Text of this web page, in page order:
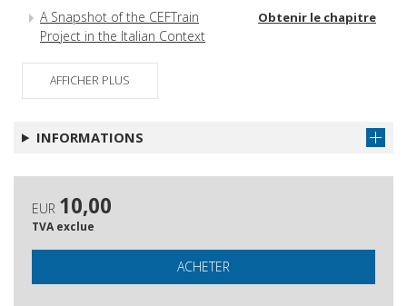
A Snapshot of the CEFTrain
Project in the Italian Context
Obtenir le chapitre
Aspetti e problemi per la
formazione in rete dei docenti di
L2
Intelligenza collettiva e comunità
Obtenir le chapitre
Preparare materiali per i propri
discenti
Obtenir le chapitre
Il teatro dei burattini
L'insegnante di Lingua Inglese
AFFICHER PLUS
INFORMATIONS
EUR 10,00
TVA exclue
ACHETER